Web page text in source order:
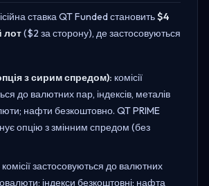
ставка QT Funded становить$4
лот($2 за сторону), де застосовуються
з сирим спредом): комісії
до валютних пар, індексів, металів
нафти безкоштовно. QT PRIME
опцію з змінним спредом (без
комісії застосовуються до валютних
індекси безкоштовні; нафта